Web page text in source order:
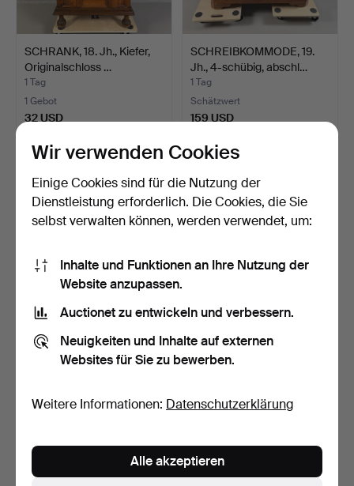
SCHRANK, 18. Jh., Kiefer,
Originalschloss …
1 Tag
1 Gebot
32 USD
SCHREIBKOMMODE, 19.
Jh., 4-schübig, abschl…
1 Tag
Schätzwert
159 USD
RAUMTEILER/
SITZMÖBEL, 2 Teile,
Götessons,…
1 Tag
Schätzwert
WANDKONSOLE,
Barockstil, 20. Jahrhundert,
…
2 Tage
1 Gebot
Wir verwenden Cookies
Einige Cookies sind für die Nutzung der
Dienstleistung erforderlich. Die Cookies, die Sie
selbst verwalten können, werden verwendet, um:
Inhalte und Funktionen an Ihre Nutzung der
Website anzupassen.
Auctionet zu entwickeln und verbessern.
Neuigkeiten und Inhalte auf externen
Websites für Sie zu bewerben.
Weitere Informationen: Datenschutzerklärung
Alle akzeptieren